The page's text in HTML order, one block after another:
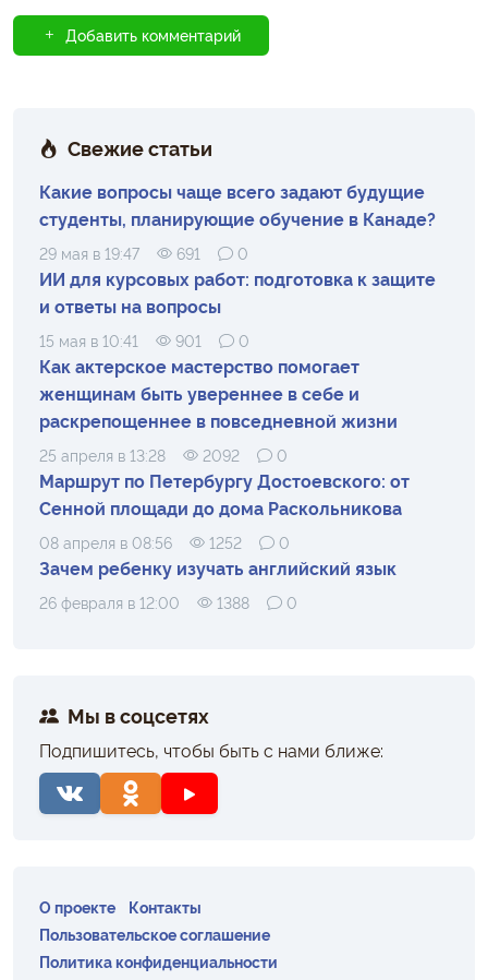
Добавить комментарий
Свежие статьи
Какие вопросы чаще всего задают будущие
студенты, планирующие обучение в Канаде?
29 мая в 19:47 691 0
ИИ для курсовых работ: подготовка к защите
и ответы на вопросы
15 мая в 10:41 901 0
Как актерское мастерство помогает
женщинам быть увереннее в себе и
раскрепощеннее в повседневной жизни
25 апреля в 13:28 2092 0
Маршрут по Петербургу Достоевского: от
Сенной площади до дома Раскольникова
08 апреля в 08:56 1252 0
Зачем ребенку изучать английский язык
26 февраля в 12:00 1388 0
Мы в соцсетях
Подпишитесь, чтобы быть с нами ближе:
О проекте
Контакты
Пользовательское соглашение
Политика конфиденциальности